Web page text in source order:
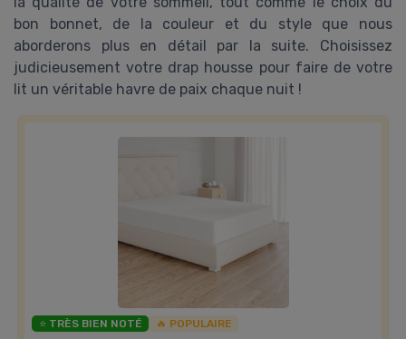
bon bonnet, de la couleur et du style que nous
aborderons plus en détail par la suite. Choisissez
judicieusement votre drap housse pour faire de votre
lit un véritable havre de paix chaque nuit !
⭐ TRÈS BIEN NOTÉ 🔥 POPULAIRE